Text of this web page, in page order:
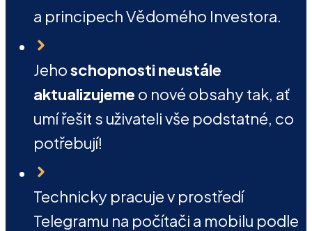
a principech Vědomého Investora.
Jehoschopnosti neustále
aktualizujeme o nové obsahy tak, ať
umí řešit s uživateli vše podstatné, co
potřebují!
Technicky pracuje v prostředí
Telegramu na počítači a mobilu podle